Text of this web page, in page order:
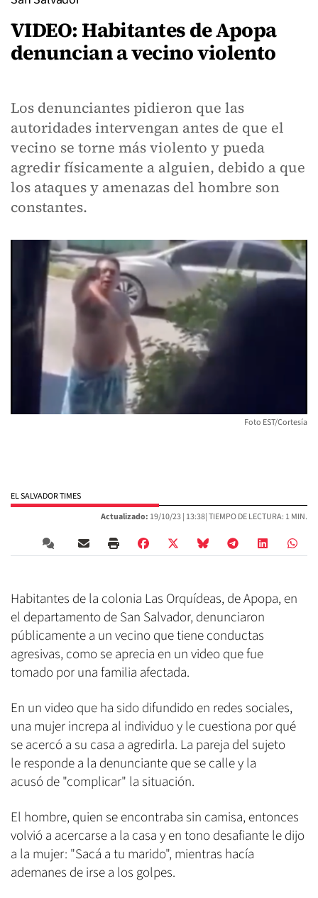
VIDEO: Habitantes de Apopa
denuncian a vecino violento
Los denunciantes pidieron que las
autoridades intervengan antes de que el
vecino se torne más violento y pueda
agredir físicamente a alguien, debido a que
los ataques y amenazas del hombre son
constantes.
Foto EST/Cortesía
EL SALVADOR TIMES
Actualizado: 19/10/23 | 13:38| TIEMPO DE LECTURA: 1 MIN.
Habitantes de la colonia Las Orquídeas, de Apopa, en
el departamento de San Salvador, denunciaron
públicamente a un vecino que tiene conductas
agresivas, como se aprecia en un video que fue
tomado por una familia afectada.
En un video que ha sido difundido en redes sociales,
una mujer increpa al individuo y le cuestiona por qué
se acercó a su casa a agredirla. La pareja del sujeto
le responde a la denunciante que se calle y la
acusó de "complicar" la situación.
El hombre, quien se encontraba sin camisa, entonces
volvió a acercarse a la casa y en tono desafiante le dijo
a la mujer: "Sacá a tu marido", mientras hacía
ademanes de irse a los golpes.